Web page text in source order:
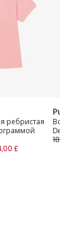
ребристая
£
Baby
De
18,00